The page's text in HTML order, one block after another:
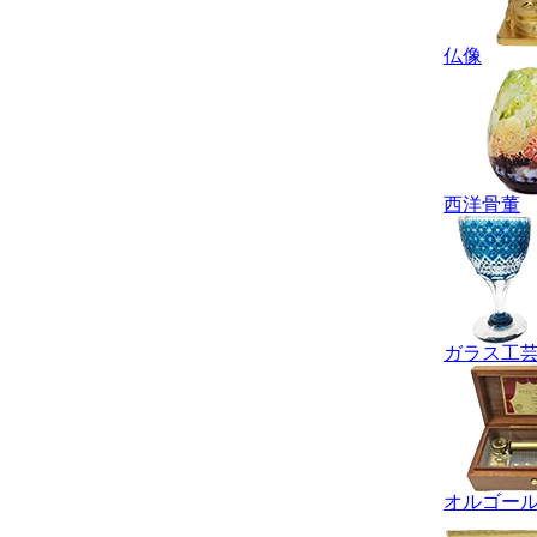
仏像
西洋骨董
ガラス工
オルゴー